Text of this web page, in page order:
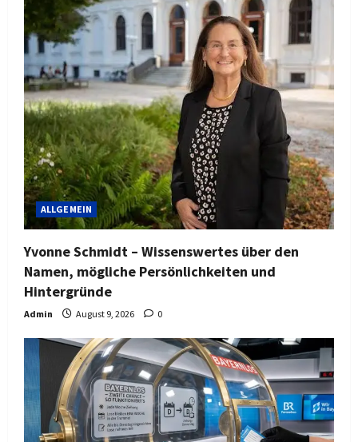
ALLGEMEIN
Yvonne Schmidt – Wissenswertes über den
Namen, mögliche Persönlichkeiten und
Hintergründe
Admin August 9, 2026 0